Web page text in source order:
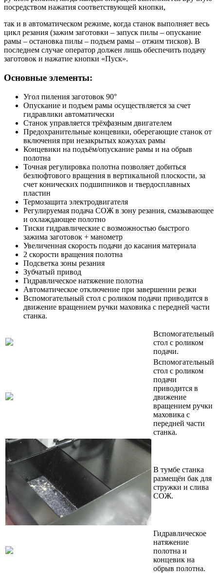
посредством нажатия соответствующей кнопки,
так и в автоматическом режиме, когда станок выполняет весь
цикл резания (зажим заготовки – запуск пилы – опускание
рамы – остановка пилы – подъем рамы – отжим тисков). В
последнем случае оператор должен лишь обеспечить подачу
заготовок и нажатие кнопки «Пуск».
Основные элементы:
Угол пиления заготовок 90°
Опускание и подъем рамы осуществляется за счет
гидравлики автоматически
Станок управляется трёхфазным двигателем
Предохранительные концевики, оберегающие станок от
включения при незакрытых кожухах рамы
Концевики на подъём/опускание рамы и на обрыв
полотна
Точная регулировка полотна позволяет добиться
безлюфтового вращения в вертикальной плоскости, за
счет конических подшипников и твердосплавных
пластин
Термозащита электродвигателя
Регулируемая подача СОЖ в зону резания, смазывающее
и охлаждающее полотно
Тиски гидравлические с возможностью быстрого
зажима заготовок + манометр
Увеличенная скорость подачи до касания материала
2 скорости вращения полотна
Подсветка зоны резания
Зубчатый привод
Гидравлическое натяжение полотна
Автоматическое отключение при завершении резки
Вспомогательный стол с роликом подачи приводится в
движение вращением ручки маховика с передней части
станка.
Вспомогательный
стол с роликом
подачи.
Вспомогательный
стол с роликом
подачи
приводится в
движение
вращением ручки
маховика с
передней части
станка.
В тумбе станка
размещён бак для
стружки и слива
СОЖ.
Гидравлическое
натяжение
полотна и
концевик на
обрыв полотна.